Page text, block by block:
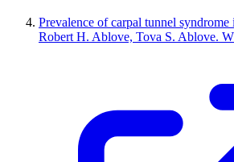
Prevalence of carpal tunnel
Robert H. Ablove, Tova S. Ablove.